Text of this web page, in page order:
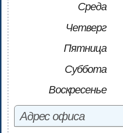
Среда
Четверг
Пятница
Суббота
Воскресенье
Адрес офиса